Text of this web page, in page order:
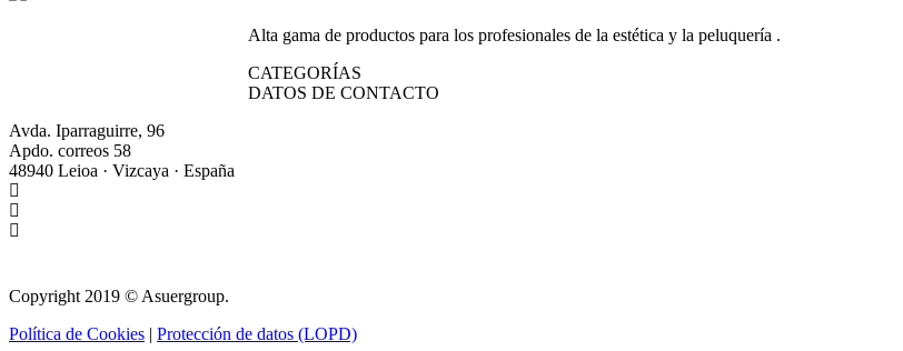
Alta gama de productos para los profesionales de la estética y la peluquería .
CATEGORÍAS
DATOS DE CONTACTO
Avda. Iparraguirre, 96
Apdo. correos 58
48940 Leioa · Vizcaya · España
Copyright 2019 © Asuergroup.
Política de Cookies | Protección de datos (LOPD)